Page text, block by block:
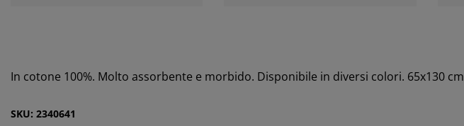
In cotone 100%. Molto assorbente e morbido. Disponibile in diversi colori. 65x130 cm
SKU: 2340641